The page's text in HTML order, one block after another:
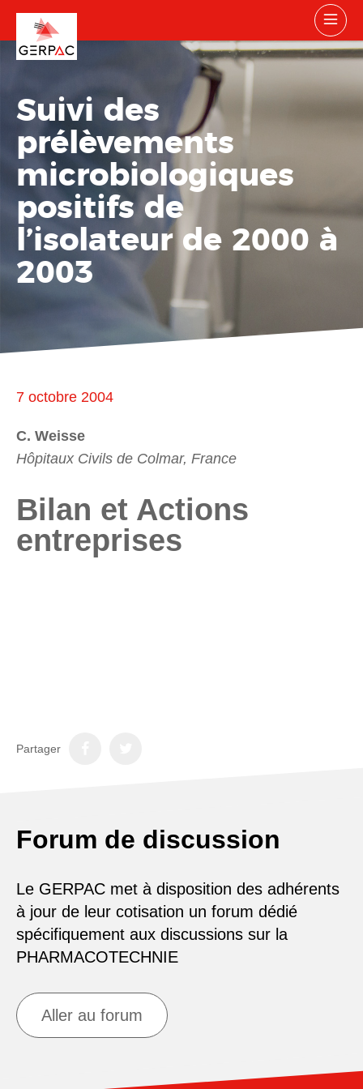
Suivi des
prélèvements
microbiologiques
positifs de
l’isolateur de 2000 à
2003
7 octobre 2004
C. Weisse
Hôpitaux Civils de Colmar, France
Bilan et Actions
entreprises
Partager
Forum de discussion
Le GERPAC met à disposition des adhérents
à jour de leur cotisation un forum dédié
spécifiquement aux discussions sur la
PHARMACOTECHNIE
Aller au forum